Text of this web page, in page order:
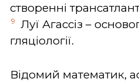
створенні
9
Луї Агассіз –
гляціології.
Відомий математик,